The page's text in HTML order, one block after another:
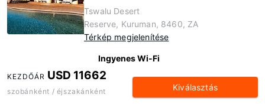
Tswalu Desert
Reserve, Kuruman, 8460, ZA
Térkép megjelenítése
Ingyenes Wi-Fi
KEZDŐÁR USD 11662
szobánként / éjszakánként Kiválasztás